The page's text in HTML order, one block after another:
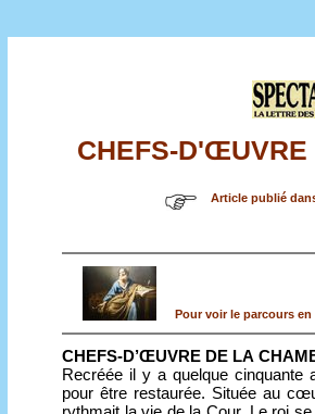
CHEFS-D'ŒUVRE
Article publié
Pour voir le parcours
CHEFS-D’ŒUVRE DE LA
Recréée il y a quelque
pour être restaurée. Située au